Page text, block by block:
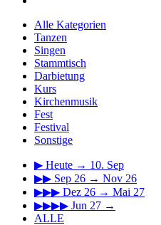
Alle Kategorien
Tanzen
Singen
Stammtisch
Darbietung
Kurs
Kirchenmusik
Fest
Festival
Sonstige
▶ Heute → 10. Sep
▶▶ Sep 26 → Nov 26
▶▶▶ Dez 26 → Mai 27
▶▶▶▶ Jun 27 →
ALLE